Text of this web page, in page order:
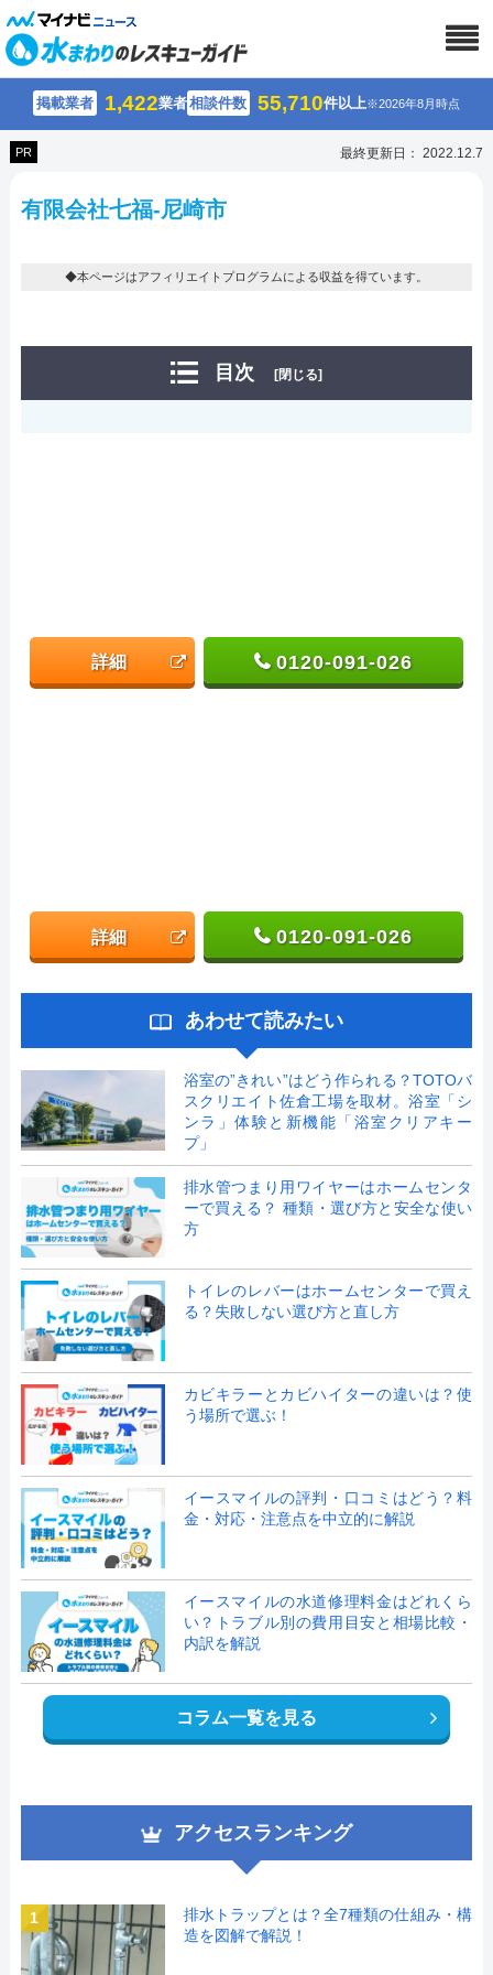
掲載業者 1,422業者相談件数 55,710件以上※2026年8月時点
PR 最終更新日： 2022.12.7
有限会社七福-尼崎市
◆本ページはアフィリエイトプログラムによる収益を得ています。
目次 [閉じる]
詳細 0120-091-026
詳細 0120-091-026
あわせて読みたい
浴室の”きれい”はどう作られる？TOTOバ
スクリエイト佐倉工場を取材。浴室「シ
ンラ」体験と新機能「浴室クリアキー
プ」
排水管つまり用ワイヤーはホームセンタ
ーで買える？ 種類・選び方と安全な使い
方
トイレのレバーはホームセンターで買え
る？失敗しない選び方と直し方
カビキラーとカビハイターの違いは？使
う場所で選ぶ！
イースマイルの評判・口コミはどう？料
金・対応・注意点を中立的に解説
イースマイルの水道修理料金はどれくら
い？トラブル別の費用目安と相場比較・
内訳を解説
コラム一覧を見る
アクセスランキング
1
排水トラップとは？全7種類の仕組み・構
造を図解で解説！